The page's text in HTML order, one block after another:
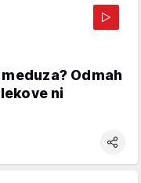
Odmah
ni